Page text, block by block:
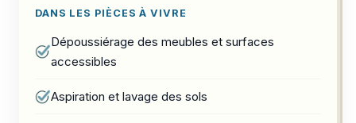
DANS LES PIÈCES À VIVRE
Dépoussiérage des meubles et surfaces
accessibles
Aspiration et lavage des sols